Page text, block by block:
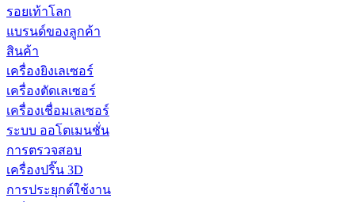
รอยเท้าโลก
แบรนด์ของลูกค้า
สินค้า
เครื่องยิงเลเซอร์
เครื่องตัดเลเซอร์
เครื่องเชื่อมเลเซอร์
ระบบ ออโตเมนชั่น
การตรวจสอบ
เครื่องปริ๊น 3D
การประยุกต์ใช้งาน